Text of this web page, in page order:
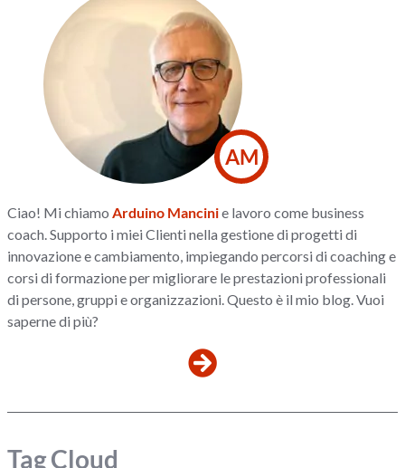
AM
Ciao! Mi chiamo Arduino Mancinie lavoro come business
coach. Supporto i miei Clienti nella gestione di progetti di
innovazione e cambiamento, impiegando percorsi di coaching e
corsi di formazione per migliorare le prestazioni professionali
di persone, gruppi e organizzazioni. Questo è il mio blog. Vuoi
saperne di più?
Tag Cloud